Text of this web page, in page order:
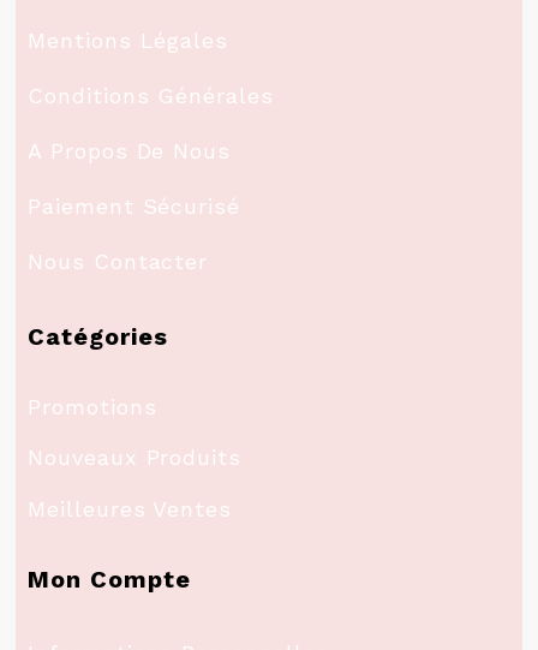
Mentions Légales
Conditions Générales
A Propos De Nous
Paiement Sécurisé
Nous Contacter
Catégories
Promotions
Nouveaux Produits
Meilleures Ventes
Mon Compte